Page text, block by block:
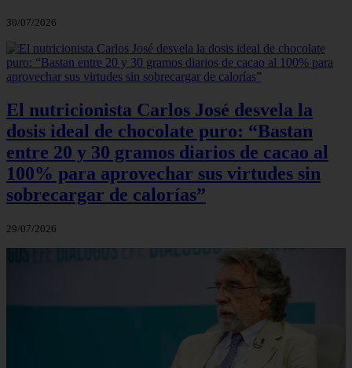
30/07/2026
El nutricionista Carlos José desvela la
dosis ideal de chocolate puro: “Bastan
entre 20 y 30 gramos diarios de cacao al
100% para aprovechar sus virtudes sin
sobrecargar de calorías”
29/07/2026